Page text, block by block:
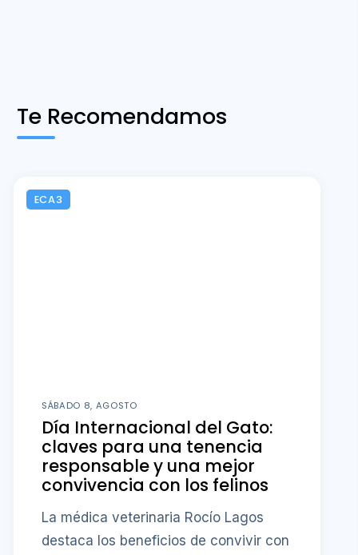
Te Recomendamos
ECA3
SÁBADO 8, AGOSTO
Día Internacional del Gato:
claves para una tenencia
responsable y una mejor
convivencia con los felinos
La médica veterinaria Rocío Lagos
destaca los beneficios de convivir con